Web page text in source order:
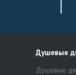
Душевые
Душевые